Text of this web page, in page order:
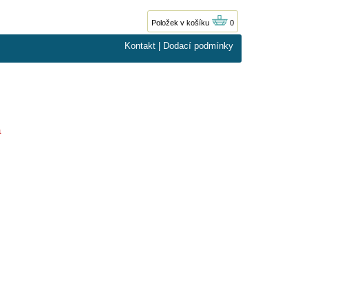
Položek v košíku 0
Kontakt Dodací podmínky